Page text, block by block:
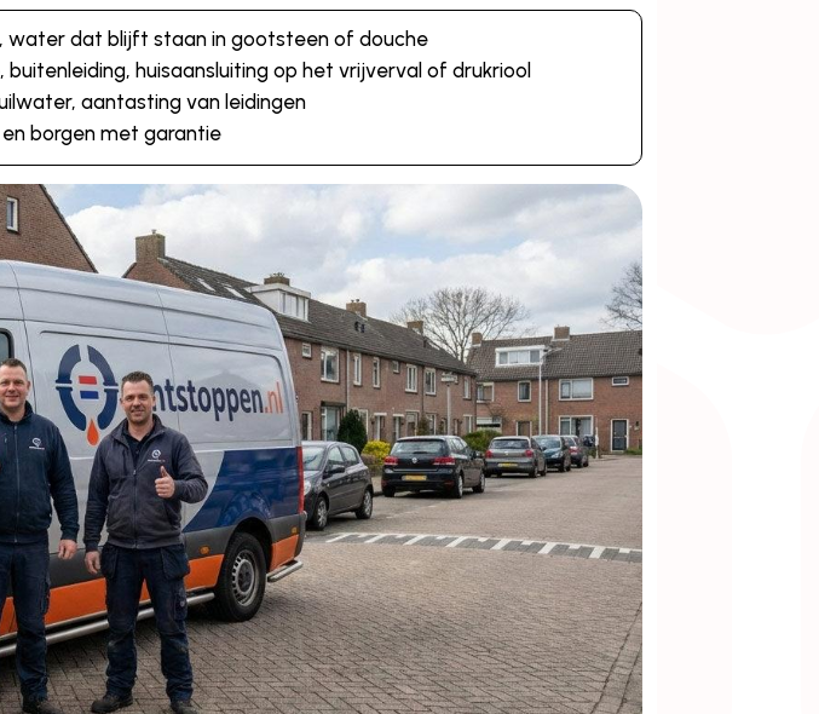
water dat blijft staan in gootsteen of douche
huisaansluiting op het vrijverval of drukriool
aantasting van leidingen
en borgen met garantie